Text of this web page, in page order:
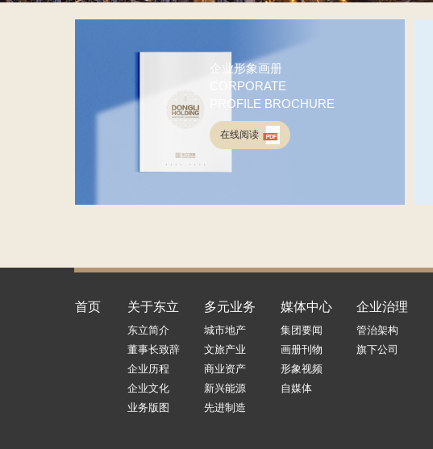
企业形象画册
CORPORATE
PROFILE BROCHURE
在线阅读
首页 关于东立
东立简介
董事长致辞
企业历程
企业文化
业务版图
多元业务
城市地产
文旅产业
商业资产
新兴能源
先进制造
媒体中心
集团要闻
画册刊物
形象视频
自媒体
企业治理
管治架构
旗下公司